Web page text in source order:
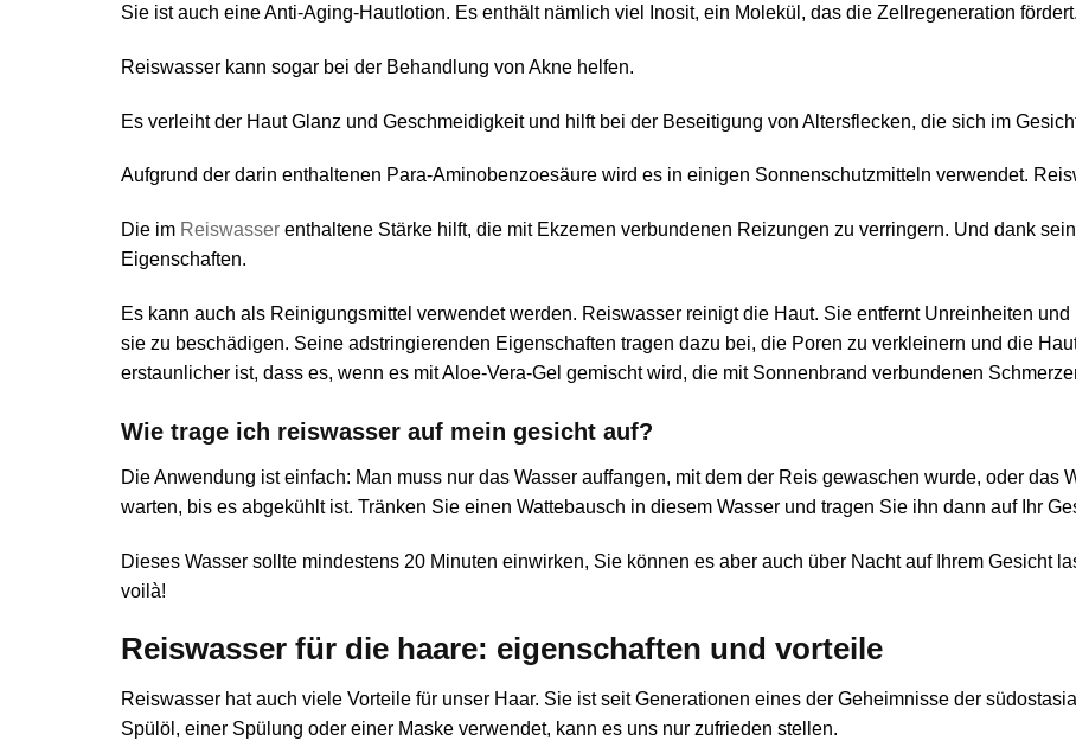
Sie ist auch eine Anti-Aging-Hautlotion. Es enthält nämlich viel Inosit, ein Molekül, das die Zellregeneration
Reiswasser kann sogar bei der Behandlung von Akne helfen.
Es verleiht der Haut Glanz und Geschmeidigkeit und hilft bei der Beseitigung von Altersflecken, die sich im
Aufgrund der darin enthaltenen Para-Aminobenzoesäure wird es in einigen Sonnenschutzmitteln verwendet.
Die im Reiswasser enthaltene Stärke hilft, die mit Ekzemen verbundenen Reizungen zu verringern. Und dank
Eigenschaften.
Es kann auch als Reinigungsmittel verwendet werden. Reiswasser reinigt die Haut. Sie entfernt Unreinheiten
sie zu beschädigen. Seine adstringierenden Eigenschaften tragen dazu bei, die Poren zu verkleinern und die
erstaunlicher ist, dass es, wenn es mit Aloe-Vera-Gel gemischt wird, die mit Sonnenbrand verbundenen
Wie trage ich reiswasser auf mein gesicht auf?
Die Anwendung ist einfach: Man muss nur das Wasser auffangen, mit dem der Reis gewaschen wurde, oder das
warten, bis es abgekühlt ist. Tränken Sie einen Wattebausch in diesem Wasser und tragen Sie ihn dann auf Ihr
Dieses Wasser sollte mindestens 20 Minuten einwirken, Sie können es aber auch über Nacht auf Ihrem Gesicht
voilà!
Reiswasser für die haare: eigenschaften und vorteile
Reiswasser hat auch viele Vorteile für unser Haar. Sie ist seit Generationen eines der Geheimnisse der
Spülöl, einer Spülung oder einer Maske verwendet, kann es uns nur zufrieden stellen.